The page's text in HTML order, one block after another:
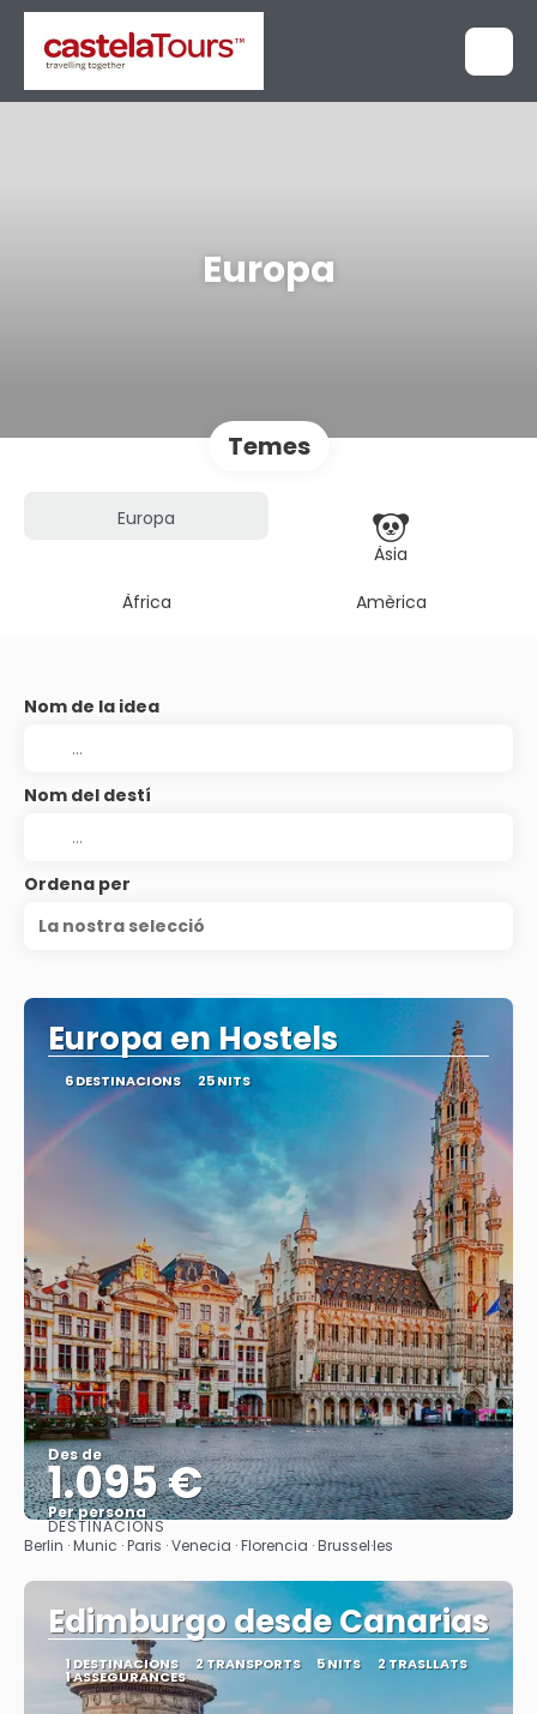
Europa
Temes
Europa
Àsia
Àfrica
Amèrica
Nom de la idea
Nom del destí
Ordena per
La nostra selecció
Europa en Hostels
6 DESTINACIONS 25 NITS
Des de
1.095 €
Per persona
Veure
DESTINACIONS
Berlin · Munic · Paris · Venecia · Florencia · Brussel·les
Edimburgo desde Canarias
1 DESTINACIONS 2 TRANSPORTS 5 NITS 2 TRASLLATS
1 ASSEGURANCES